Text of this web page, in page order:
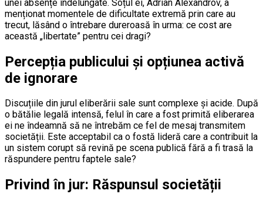
unei absențe îndelungate. Soțul ei, Adrian Alexandrov, a
menționat momentele de dificultate extremă prin care au
trecut, lăsând o întrebare dureroasă în urma: ce cost are
această „libertate” pentru cei dragi?
Percepția publicului și opțiunea activă
de ignorare
Discuțiile din jurul eliberării sale sunt complexe și acide. După
o bătălie legală intensă, felul în care a fost primită eliberarea
ei ne îndeamnă să ne întrebăm ce fel de mesaj transmitem
societății. Este acceptabil ca o fostă lideră care a contribuit la
un sistem corupt să revină pe scena publică fără a fi trasă la
răspundere pentru faptele sale?
Privind în jur: Răspunsul societății